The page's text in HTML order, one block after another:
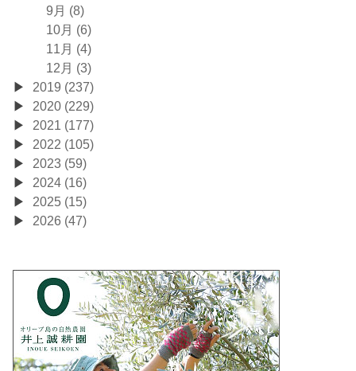
9月 (8)
10月 (6)
11月 (4)
12月 (3)
2019 (237)
2020 (229)
2021 (177)
2022 (105)
2023 (59)
2024 (16)
2025 (15)
2026 (47)